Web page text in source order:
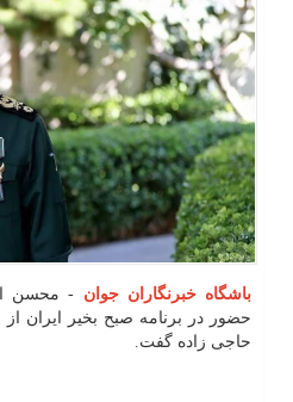
باشگاه خبرنگاران جوان - محسن
حضور در برنامه صبح بخیر ایران‌ از
حاجی زاده گفت.